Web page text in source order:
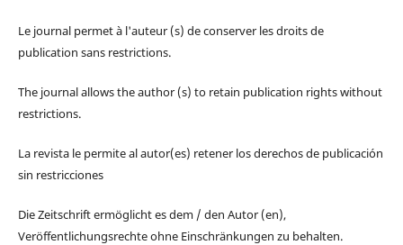
Le journal permet à l'auteur (s) de conserver les droits de
publication sans restrictions.
The journal allows the author (s) to retain publication rights without
restrictions.
La revista le permite al autor(es) retener los derechos de publicación
sin restricciones
Die Zeitschrift ermöglicht es dem / den Autor (en),
Veröffentlichungsrechte ohne Einschränkungen zu behalten.